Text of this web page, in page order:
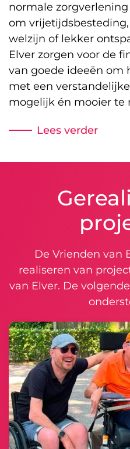
normale
om
welzijn of lekker
Elver zorgen voor de
van goede ideeën om
met een
mogelijk én mooier te
Lees verder
De Vrienden van
realiseren van
van Elver. De